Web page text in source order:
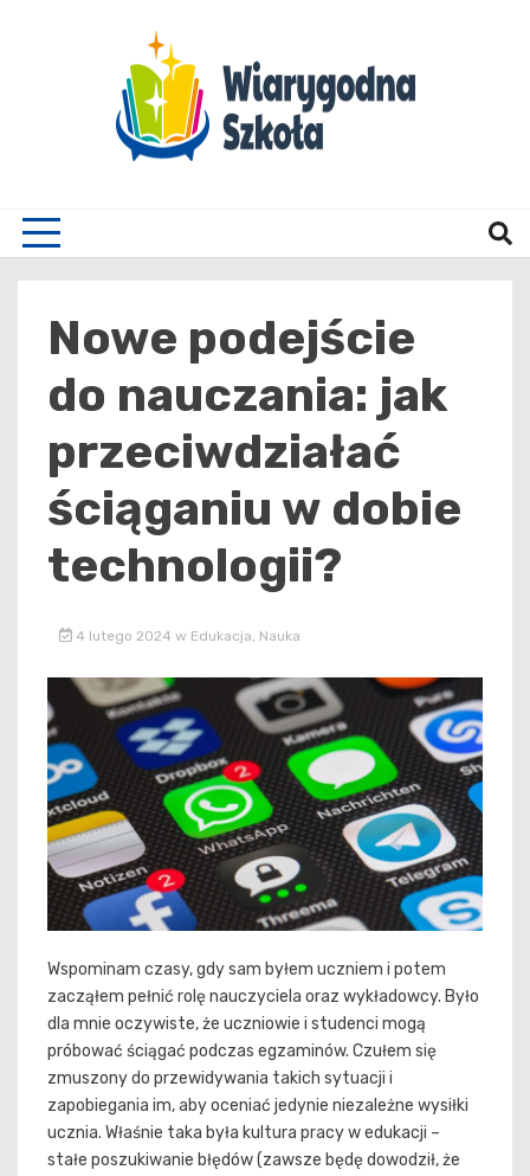
Nowe podejście
do nauczania: jak
przeciwdziałać
ściąganiu w dobie
technologii?
4 lutego 2024 w Edukacja Nauka
Wspominam czasy, gdy sam byłem uczniem i potem
zacząłem pełnić rolę nauczyciela oraz wykładowcy. Było
dla mnie oczywiste, że uczniowie i studenci mogą
próbować ściągać podczas egzaminów. Czułem się
zmuszony do przewidywania takich sytuacji i
zapobiegania im, aby oceniać jedynie niezależne wysiłki
ucznia. Właśnie taka była kultura pracy w edukacji –
stałe poszukiwanie błędów (zawsze będę dowodził, że